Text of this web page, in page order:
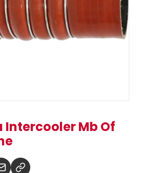
Intercooler Mb Of